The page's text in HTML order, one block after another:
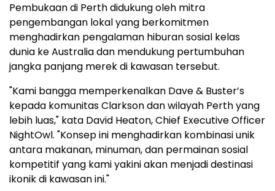
Pembukaan di Perth didukung oleh mitra
pengembangan lokal yang berkomitmen
menghadirkan pengalaman hiburan sosial kelas
dunia ke Australia dan mendukung pertumbuhan
jangka panjang merek di kawasan tersebut.
"Kami bangga memperkenalkan Dave & Buster’s
kepada komunitas Clarkson dan wilayah Perth yang
lebih luas," kata David Heaton, Chief Executive Officer
NightOwl. "Konsep ini menghadirkan kombinasi unik
antara makanan, minuman, dan permainan sosial
kompetitif yang kami yakini akan menjadi destinasi
ikonik di kawasan ini."